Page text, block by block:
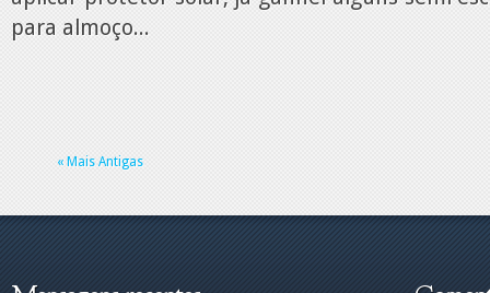
para almoço...
« Mais Antigas